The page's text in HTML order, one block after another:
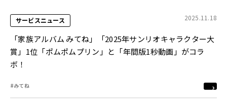
サービスニュース 2025.11.18
「家族アルバム みてね」「2025年サンリオキャラクター大
賞」1位「ポムポムプリン」と「年間版1秒動画」がコラ
ボ！
#みてね